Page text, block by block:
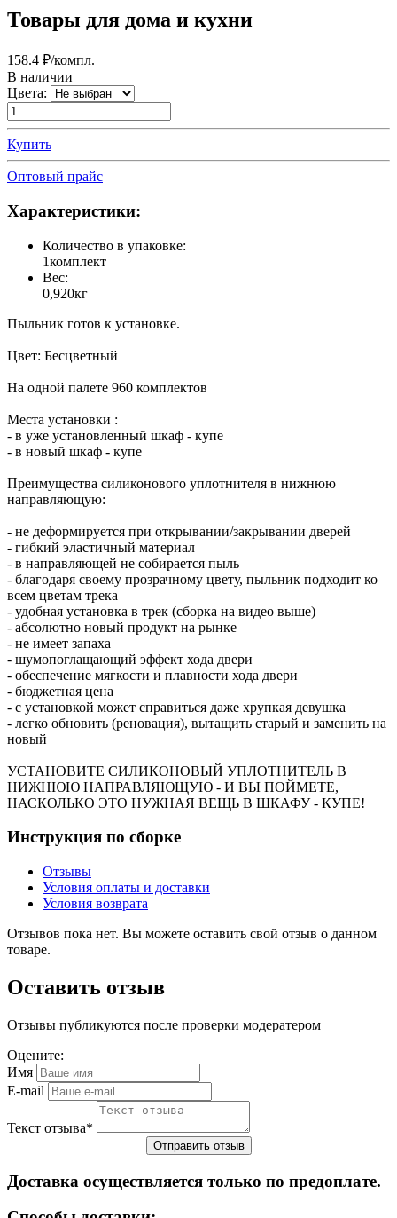
Товары для дома и кухни
158.4 ₽/компл.
В наличии
Цвета:
Купить
Оптовый прайс
Характеристики:
Количество в упаковке:
1комплект
Вес:
0,920кг
Пыльник готов к установке.
Цвет: Бесцветный
На одной палете 960 комплектов
Места установки :
- в уже установленный шкаф - купе
- в новый шкаф - купе
Преимущества силиконового уплотнителя в нижнюю
направляющую:
- не деформируется при открывании/закрывании дверей
- гибкий эластичный материал
- в направляющей не собирается пыль
- благодаря своему прозрачному цвету, пыльник подходит ко
всем цветам трека
- удобная установка в трек (сборка на видео выше)
- абсолютно новый продукт на рынке
- не имеет запаха
- шумопоглащающий эффект хода двери
- обеспечение мягкости и плавности хода двери
- бюджетная цена
- с установкой может справиться даже хрупкая девушка
- легко обновить (реновация), вытащить старый и заменить на
новый
УСТАНОВИТЕ СИЛИКОНОВЫЙ УПЛОТНИТЕЛЬ В
НИЖНЮЮ НАПРАВЛЯЮЩУЮ - И ВЫ ПОЙМЕТЕ,
НАСКОЛЬКО ЭТО НУЖНАЯ ВЕЩЬ В ШКАФУ - КУПЕ!
Инструкция по сборке
Отзывы
Условия оплаты и доставки
Условия возврата
Отзывов пока нет. Вы можете оставить свой отзыв о данном
товаре.
Оставить отзыв
Отзывы публикуются после проверки модератером
Оцените:
Имя
E-mail
Текст отзыва*
Доставка осуществляется только по предоплате.